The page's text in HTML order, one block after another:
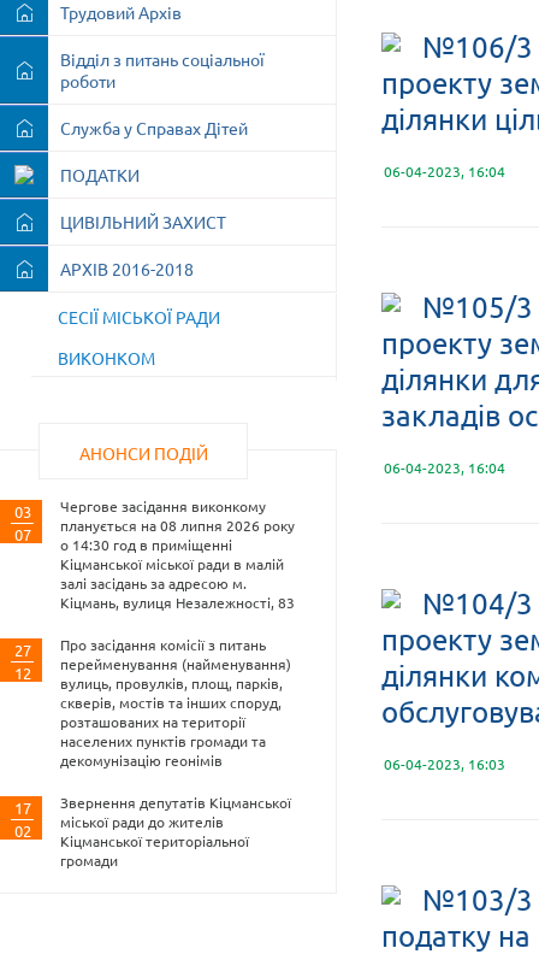
Трудовий Архів
Відділ з питань соціальної
роботи
Служба у Справах Дітей
ПОДАТКИ
ЦИВІЛЬНИЙ ЗАХИСТ
АРХІВ 2016-2018
СЕСІЇ МІСЬКОЇ РАДИ
ВИКОНКОМ
АНОНСИ ПОДІЙ
03
07
Чергове засідання виконкому
планується на 08 липня 2026 року
о 14:30 год в приміщенні
Кіцманської міської ради в малій
залі засідань за адресою м.
Кіцмань, вулиця Незалежності, 83
27
12
Про засідання комісії з питань
перейменування (найменування)
вулиць, провулків, площ, парків,
скверів, мостів та інших споруд,
розташованих на території
населених пунктів громади та
декомунізацію геонімів
17
02
Звернення депутатів Кіцманської
міської ради до жителів
Кіцманської територіальної
громади
№106/3
проекту
ділянки
06-04-2023, 16:04
№105/3
проекту
ділянки
закладів
06-04-2023, 16:04
№104/3
проекту
ділянки
06-04-2023, 16:03
№103/3
податку на